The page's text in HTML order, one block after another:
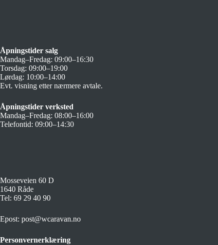
Åpningstider salg
Mandag–Fredag: 09:00–16:30
Torsdag: 09:00–19:00
Lørdag: 10:00–14:00
Evt. visning etter nærmere avtale.
Åpningstider verksted
Mandag–Fredag: 08:00–16:00
Telefontid: 09:00–14:30
Mosseveien 60 D
1640 Råde
Tel: 69 29 40 90
Epost: post@wcaravan.no
Personvernerklæring